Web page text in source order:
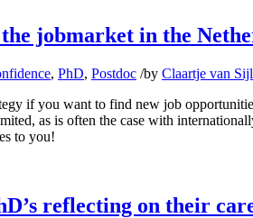
jobmarket in the
, PhD, Postdoc /by Claartje van Sijl
if you want to find new job
as is often the case with
to you!
reflecting on their